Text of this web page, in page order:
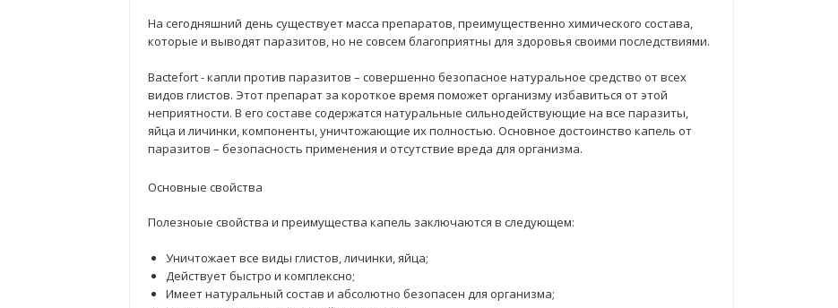
На сегодняшний день существует масса препаратов, преимущественно химического состава,
которые и выводят паразитов, но не совсем благоприятны для здоровья своими последствиями.
Bactefort - капли против паразитов – совершенно безопасное натуральное средство от всех
видов глистов. Этот препарат за короткое время поможет организму избавиться от этой
неприятности. В его составе содержатся натуральные сильнодействующие на все паразиты,
яйца и личинки, компоненты, уничтожающие их полностью. Основное достоинство капель от
паразитов – безопасность применения и отсутствие вреда для организма.
Основные свойства
Полезноые свойства и преимущества капель заключаются в следующем:
Уничтожает все виды глистов, личинки, яйца;
Действует быстро и комплексно;
Имеет натуральный состав и абсолютно безопасен для организма;